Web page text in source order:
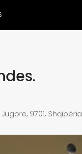
9701, Shqipëria